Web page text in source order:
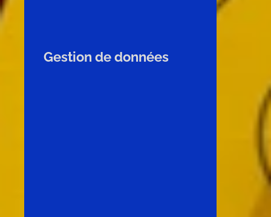
Gestion de données